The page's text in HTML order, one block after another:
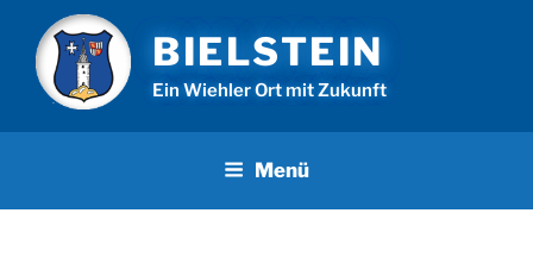
Inhalt
springen
BIELSTEIN
Ein Wiehler Ort mit Zukunft
Menü